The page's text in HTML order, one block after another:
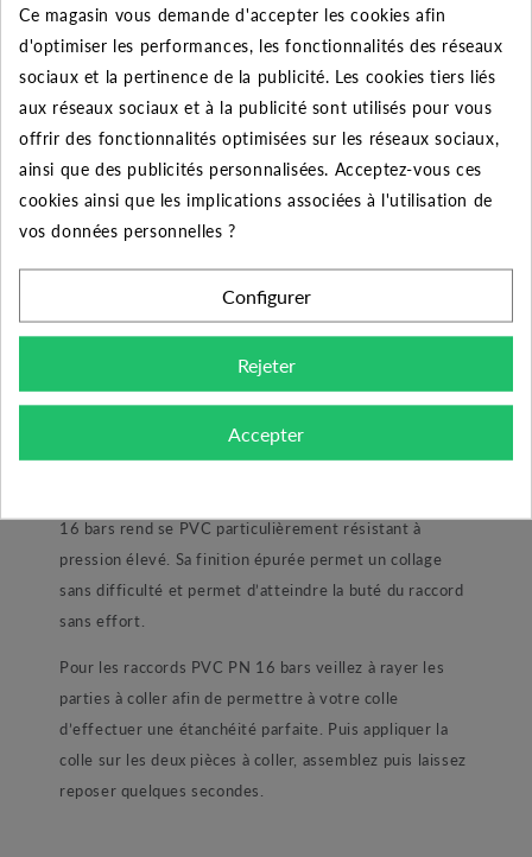
Quantité Remise Vous économisez
5 2% Jusqu'à 0,20 €
10 5% Jusqu'à1,01 €
50 10% Jusqu'à 10,10 €
DESCRIPTION DU PRODUIT
Découvrez la meilleure qualité des raccords PVC à
coller avec ce Té 50x50x50 femelle sur les trois
raccordements. Un raccord performant prévue pour les
installations sous pression comme votre piscine ou
16 bars rend se PVC particulièrement résistant à
pression élevé. Sa finition épurée permet un collage
sans difficulté et permet d’atteindre la buté du raccord
sans effort.
Pour les raccords PVC PN 16 bars veillez à rayer les
parties à coller afin de permettre à votre colle
d’effectuer une étanchéité parfaite. Puis appliquer la
colle sur les deux pièces à coller, assemblez puis laissez
reposer quelques secondes.
Ce magasin vous demande d'accepter les cookies afin
d'optimiser les performances, les fonctionnalités des réseaux
sociaux et la pertinence de la publicité. Les cookies tiers liés
aux réseaux sociaux et à la publicité sont utilisés pour vous
offrir des fonctionnalités optimisées sur les réseaux sociaux,
ainsi que des publicités personnalisées. Acceptez-vous ces
cookies ainsi que les implications associées à l'utilisation de
vos données personnelles ?
Configurer
Rejeter
Accepter